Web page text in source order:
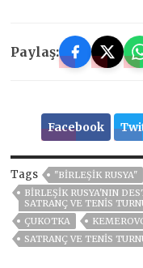
Paylaş:
Facebook
Tags
"BIRLEŞIK RUSYA"
BIRLEŞIK RUSYA'NIN
SATRANÇ VE TENIS
ÇUKOTKA
SATRANÇ VE TENIS